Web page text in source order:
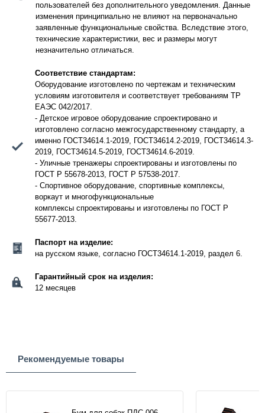
пользователей без дополнительного уведомления. Данные
изменения принципиально не влияют на первоначально
заявленные функциональные свойства. Вследствие этого,
технические характеристики, вес и размеры могут
незначительно отличаться.
Соответствие стандартам:
Оборудование изготовлено по чертежам и техническим
условиям изготовителя и соответствует требованиям ТР
ЕАЭС 042/2017.
- Детское игровое оборудование спроектировано и
изготовлено согласно межгосударственному стандарту, а
именно ГОСТ34614.1-2019, ГОСТ34614.2-2019, ГОСТ34614.3-
2019, ГОСТ34614.5-2019, ГОСТ34614.6-2019.
- Уличные тренажеры спроектированы и изготовлены по
ГОСТ Р 55678-2013, ГОСТ Р 57538-2017.
- Спортивное оборудование, спортивные комплексы,
воркаут и многофункциональные
комплексы спроектированы и изготовлены по ГОСТ Р
55677-2013.
Паспорт на изделие:
на русском языке, согласно ГОСТ34614.1-2019, раздел 6.
Гарантийный срок на изделия:
12 месяцев
Рекомендуемые товары